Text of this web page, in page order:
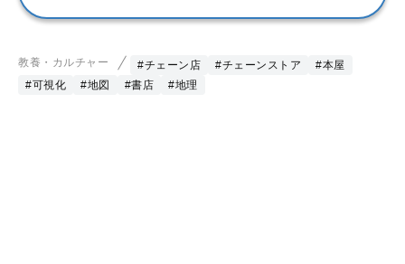
教養・カルチャー #チェーン店 #チェーンストア
#本屋
#可視化
#地図 #書店 #地理